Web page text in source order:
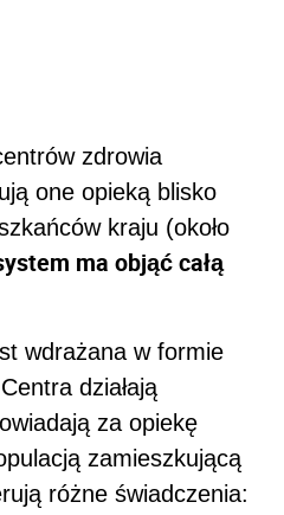
zdrowia
one opieką blisko
kraju (około
ma objąć całą
wdrażana w formie
działają
za opiekę
zamieszkującą
różne świadczenia: